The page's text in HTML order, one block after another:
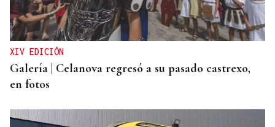
Un tribunal de Estados Unidos multa a Meta con
567 millones de dólares por perjudicar la salud
mental de los menores
XIV EDICIÓN
Galería | Celanova regresó a su pasado castrexo,
en fotos